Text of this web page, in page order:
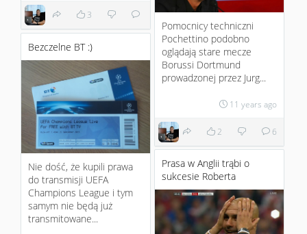
Pomocnicy techniczni
Pochettino podobno
oglądają stare mecze
Borussi Dortmund
prowadzonej przez Jurg...
11 years ago
2 6
3
Bezczelne BT :)
Nie dość, że kupili prawa
do transmisji UEFA
Champions League i tym
samym nie będą już
transmitowane...
Prasa w Anglii trąbi o
sukcesie Roberta